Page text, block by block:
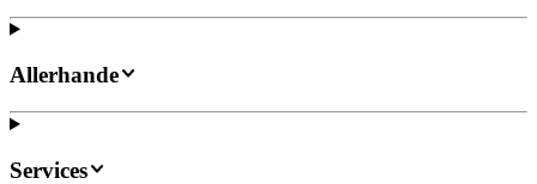
Allerhande
Services